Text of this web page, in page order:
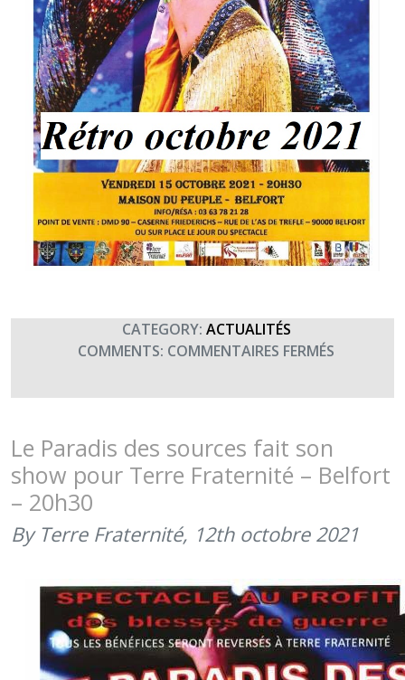
CATEGORY: ACTUALITÉS
COMMENTS: COMMENTAIRES FERMÉS
2021
SOIRÉE
À
BELFORT
Le Paradis des sources fait son
show pour Terre Fraternité – Belfort
– 20h30
By Terre Fraternité, 12th octobre 2021